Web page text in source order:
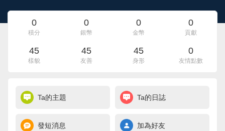
0
積分
0
銀幣
0
金幣
0
貢獻
45
樣貌
45
友善
45
身形
0
友情點數
Ta的主題 Ta的日誌
發短消息 加為好友